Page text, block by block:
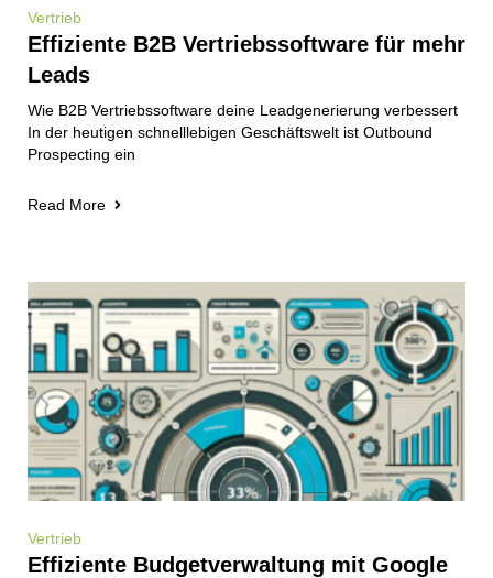
Vertrieb
Effiziente B2B Vertriebssoftware für mehr
Leads
Wie B2B Vertriebssoftware deine Leadgenerierung verbessert
In der heutigen schnelllebigen Geschäftswelt ist Outbound
Prospecting ein
Read More
Vertrieb
Effiziente Budgetverwaltung mit Google